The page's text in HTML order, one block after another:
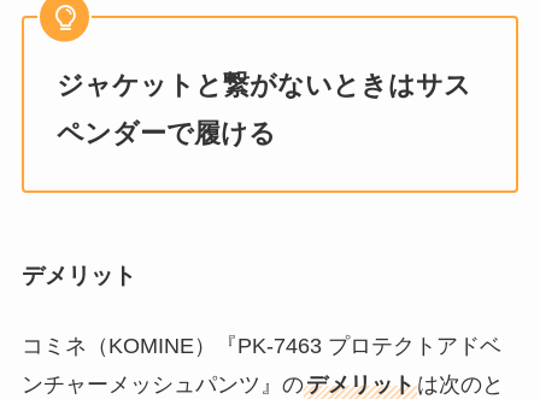
ジャケットと繋がないときはサス
ペンダーで履ける
デメリット
コミネ（KOMINE）『PK-7463 プロテクトアドベ
ンチャーメッシュパンツ』のデメリットは次のと